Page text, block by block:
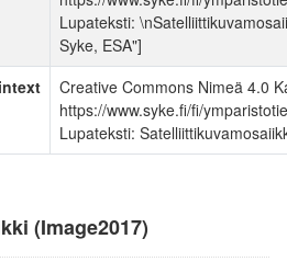
(Image2017)
Lupateksti:
Syke, ESA"]
Creative Commons Nimeä 4.0
https://www.syke.fi/fi/
Lupateksti: